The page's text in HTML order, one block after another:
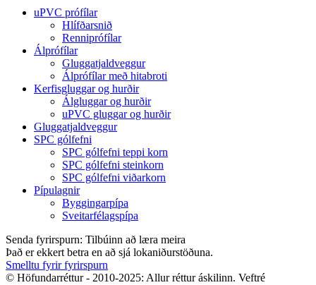
uPVC prófílar
Hlífðarsnið
Renniprófílar
Álprófílar
Gluggatjaldveggur
Álprófílar með hitabroti
Kerfisgluggar og hurðir
Álgluggar og hurðir
uPVC gluggar og hurðir
Gluggatjaldveggur
SPC gólfefni
SPC gólfefni teppi korn
SPC gólfefni steinkorn
SPC gólfefni viðarkorn
Pípulagnir
Byggingarpípa
Sveitarfélagspípa
Senda fyrirspurn: Tilbúinn að læra meira
Það er ekkert betra en að sjá lokaniðurstöðuna.
Smelltu fyrir fyrirspurn
© Höfundarréttur - 2010-2025: Allur réttur áskilinn. Veftré